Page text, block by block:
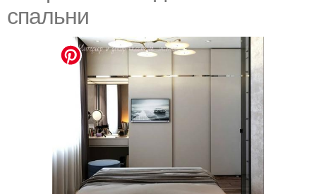
спальни